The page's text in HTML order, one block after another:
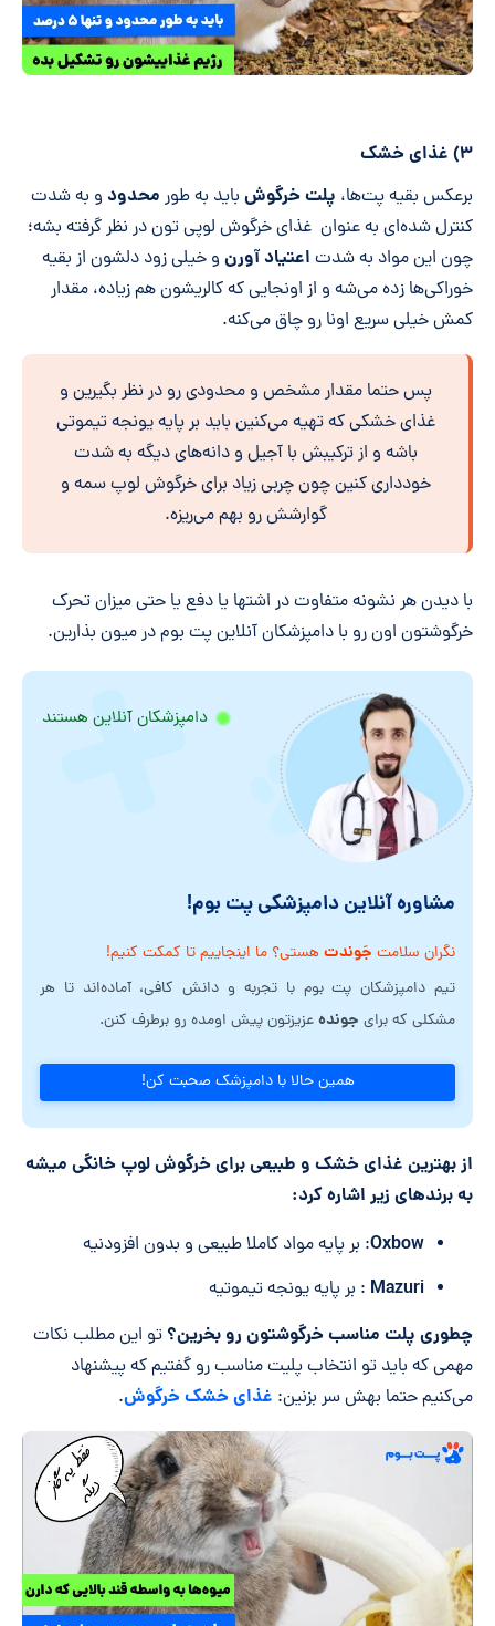
۳) غذای خشک
برعکس بقیه پت‌ها، پلت خرگوش باید به طور محدود و به شدت
کنترل شده‌ای به عنوان غذای خرگوش لوپی تون در نظر گرفته بشه؛
چون این مواد به شدت اعتیاد آورن و خیلی زود دلشون از بقیه
خوراکی‌ها زده می‌شه و از اونجایی که کالریشون هم زیاده، مقدار
کمش خیلی سریع اونا رو چاق می‌کنه.
پس حتما مقدار مشخص و محدودی رو در نظر بگیرین و
غذای خشکی که تهیه می‌کنین باید بر پایه یونجه تیموتی
باشه و از ترکیبش با آجیل و دانه‌های دیگه به شدت
خودداری کنین چون چربی زیاد برای خرگوش لوپ سمه و
گوارشش رو بهم می‌ریزه.
با دیدن هر نشونه متفاوت در اشتها یا دفع یا حتی میزان تحرک
خرگوشتون اون رو با دامپزشکان آنلاین پت بوم در میون بذارین.
دامپزشکان آنلاین هستند
مشاوره آنلاین دامپزشکی پت بوم!
نگران سلامت جَوندتهستی؟ ما اینجاییم تا کمکت کنیم!
تیم دامپزشکان پت بوم با تجربه و دانش کافی، آماده‌اند تا هر
مشکلی که برای جوندهعزیزتون پیش اومده رو برطرف کنن.
همین حالا با دامپزشک صحبت کن!
از بهترین غذای خشک و طبیعی برای خرگوش لوپ خانگی میشه
به برند‌های زیر اشاره کرد:
Oxbow: بر پایه مواد کاملا طبیعی و بدون افزودنیه
Mazuri : بر پایه یونجه تیموتیه
چطوری پلت مناسب خرگوشتون رو بخرین؟ تو این مطلب نکات
مهمی که باید تو انتخاب پلیت مناسب رو گفتیم که پیشنهاد
می‌کنیم حتما بهش سر بزنین: غذای خشک خرگوش.